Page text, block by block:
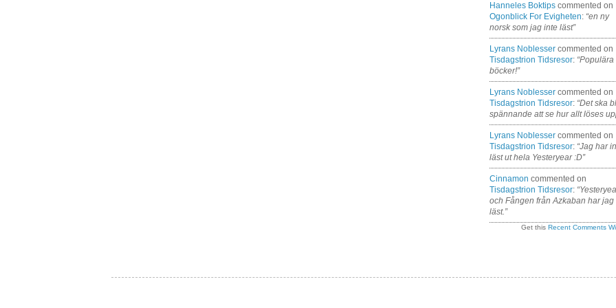
Hanneles Boktips commented on
Ogonblick For Evigheten: “en ny
norsk som jag inte läst”
Lyrans Noblesser commented on
Tisdagstrion Tidsresor: “Populära
böcker!”
Lyrans Noblesser commented on
Tisdagstrion Tidsresor: “Det ska
spännande att se hur allt löses
Lyrans Noblesser commented on
Tisdagstrion Tidsresor: “Jag har
läst ut hela Yesteryear :D”
Cinnamon commented on
Tisdagstrion Tidsresor:
och Fången från Azkaban har jag
läst.”
Get this Recent Comments